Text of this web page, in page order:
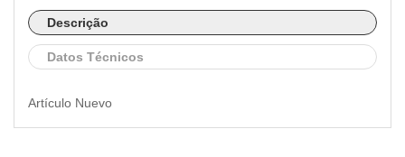
Descrição
Datos Técnicos
Artículo Nuevo